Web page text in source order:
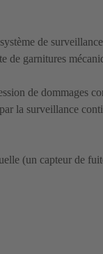
de
de garnitures
de dommages
la surveillance
(un capteur de